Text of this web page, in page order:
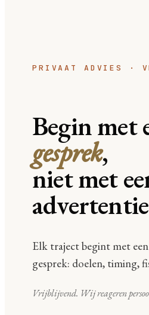
PRIVAAT ADVIES ·
Begin met
gesprek,
niet met
Elk traject begint met
gesprek: doelen, timing,
Vrijblijvend. Wij reageren